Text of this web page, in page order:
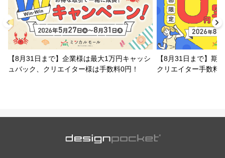
【8月31日まで】企業様は最大1万円キャッシ
ュバック、クリエイター様は手数料0円！
【8月31日まで】期
クリエイター手数料